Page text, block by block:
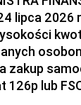
lipca 2026
kwot
zakup
126p lub